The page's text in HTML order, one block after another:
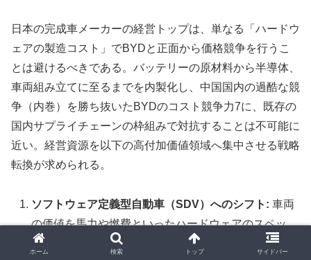
日本の完成車メーカーの経営トップは、単なる「ハードウ
ェアの製造コスト」でBYDと正面から価格競争を行うこ
とは避けるべきである。バッテリーの原材料から半導体、
車両組み立てに至るまでを内製化し、中国国内の過酷な競
争（内巻）を勝ち抜いたBYDのコスト競争力7に、既存の
国内サプライチェーンの枠組みで対抗することは不可能に
近い。経営資源を以下の高付加価値領域へ集中させる戦略
転換が求められる。
ソフトウェア定義型自動車（SDV）へのシフト: 車両
の価値を馬力や燃費といったハードウェアのスペッ
クから、車載OSを通じた顧客体験へと移行させる。
ホーム 検索 トップ サイドバー